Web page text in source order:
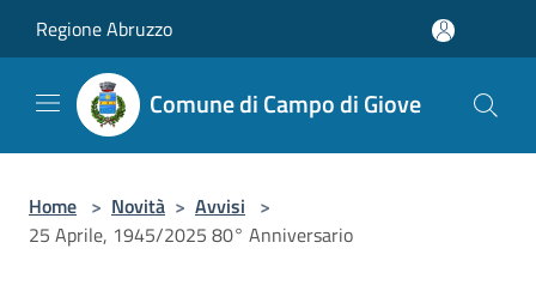
Regione Abruzzo
Comune di Campo di Giove
Home > Novità > Avvisi >
25 Aprile, 1945/2025 80° Anniversario